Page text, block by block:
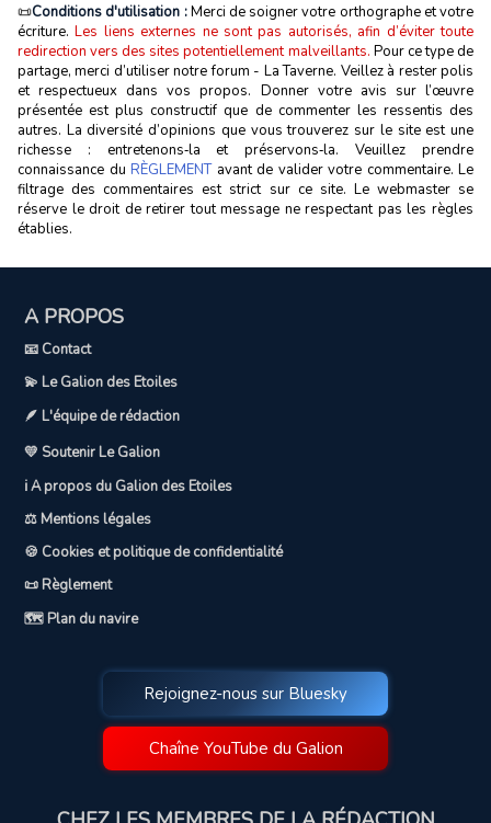
📜Conditions d'utilisation :Merci de soigner votre orthographe et votre
écriture.Les liens externes ne sont pas autorisés, afin d’éviter toute
redirection vers des sites potentiellement malveillants. Pour ce type de
partage, merci d’utiliser notre forum - La Taverne. Veillez à rester polis
et respectueux dans vos propos. Donner votre avis sur l’œuvre
présentée est plus constructif que de commenter les ressentis des
autres. La diversité d’opinions que vous trouverez sur le site est une
richesse : entretenons‑la et préservons‑la. Veuillez prendre
connaissance du RÈGLEMENTavant de valider votre commentaire. Le
filtrage des commentaires est strict sur ce site. Le webmaster se
réserve le droit de retirer tout message ne respectant pas les règles
établies.
A PROPOS
📧 Contact
💫 Le Galion des Etoiles
🪶 L'équipe de rédaction
💛 Soutenir Le Galion
ℹ️ A propos du Galion des Etoiles
⚖️ Mentions légales
🍪 Cookies et politique de confidentialité
📜 Règlement
🗺️ Plan du navire
Rejoignez-nous sur Bluesky
Chaîne YouTube du Galion